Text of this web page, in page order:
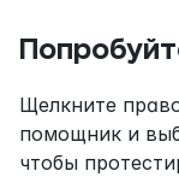
Щелкните
помощник и
чтобы